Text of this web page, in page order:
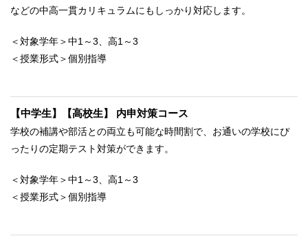
などの中高一貫カリキュラムにもしっかり対応します。
＜対象学年＞中1～3、高1～3
＜授業形式＞個別指導
【中学生】【高校生】 内申対策コース
学校の補講や部活との両立も可能な時間割で、お通いの学校にぴ
ったりの定期テスト対策ができます。
＜対象学年＞中1～3、高1～3
＜授業形式＞個別指導